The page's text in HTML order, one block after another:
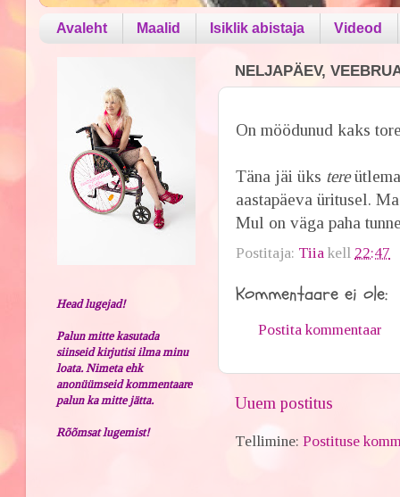
Avaleht Maalid Isiklik abistaja Videod
NELJAPÄEV,
On möödunud kaks
Täna jäi üks tere
aastapäeva üritusel.
Mul on väga paha
Postitaja: Tiia kell 22:47
Kommentaare ei ole:
Postita kommentaar
Uuem postitus
Tellimine:Postituse
Head lugejad!
Palun mitte kasutada
siinseid kirjutisi ilma minu
loata. Nimeta ehk
anonüümseid kommentaare
palun ka mitte jätta.
Rõõmsat lugemist!